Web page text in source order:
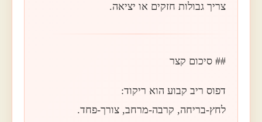
צריך גבולות חזקים או יציאה.
## סיכום קצר
דפוס ריב קבוע הוא ריקוד:
לחץ-בריחה, קרבה-מרחב, צורך-פחד.